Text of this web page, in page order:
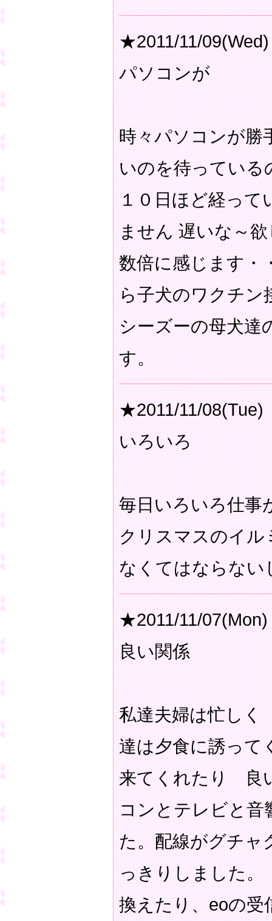
★2011/11/09(Wed)
パソコンが
時々パソコンが
いのを待ってい
１０日ほど経っ
ません 遅いな～
数倍に感じます・
ら子犬のワクチ
シーズーの母犬達
す。
★2011/11/08(Tue)
いろいろ
毎日いろいろ仕
クリスマスのイル
なくてはならない
★2011/11/07(Mon)
良い関係
私達夫婦は忙し
達は夕食に誘っ
来てくれたり 良
コンとテレビと音
た。配線がグチャ
っきりしました
換えたり、eoの